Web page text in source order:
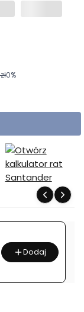
0%
Dodaj